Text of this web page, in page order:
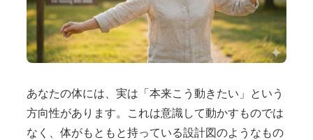
あなたの体には、実は「本来こう動きたい」という
方向性があります。これは意識して動かすものでは
なく、体がもともと持っている設計図のようなもの